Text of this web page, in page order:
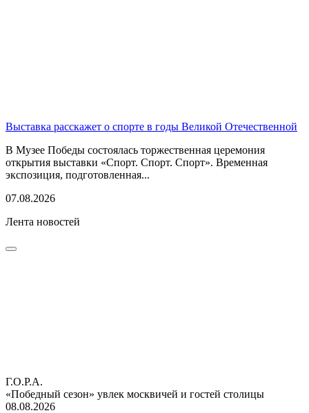
Выставка расскажет о спорте в годы Великой Отечественной
В Музее Победы состоялась торжественная церемония
открытия выставки «Спорт. Спорт. Спорт». Временная
экспозиция, подготовленная...
07.08.2026
Лента новостей
Г.О.Р.А.
«Победный сезон» увлек москвичей и гостей столицы
08.08.2026